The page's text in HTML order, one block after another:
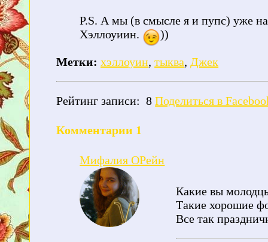
P.S. А мы (в смысле я и пупс) уже
Хэллоуиин.
))
Метки: хэллоуин,тыква, Джек
Рейтинг записи: 8 Поделиться в
Комментарии 1
Мифалия ОРейн
Какие вы
Такие хорошие
Все так